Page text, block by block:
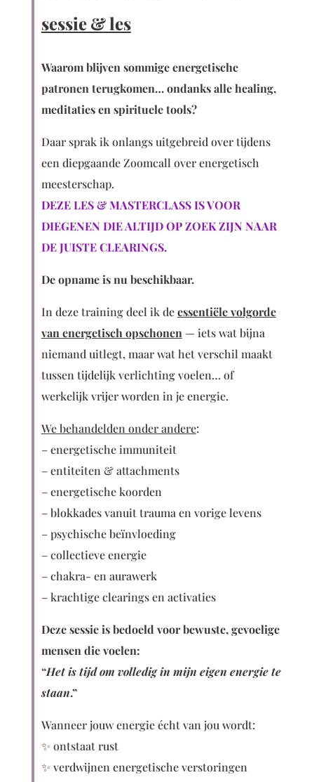
sessie & les
Waarom blijven sommige energetische
patronen terugkomen… ondanks alle healing,
meditaties en spirituele tools?
Daar sprak ik onlangsuitgebreid over tijdens
een diepgaande Zoomcall over energetisch
meesterschap.
DEZE LES & MASTERCLASS IS VOOR
DIEGENEN DIE ALTIJD OP ZOEK ZIJN NAAR
DE JUISTE CLEARINGS.
De opname is nu beschikbaar.
In deze training deel ik deessentiële volgorde
van energetisch opschonen — iets wat bijna
niemand uitlegt, maar wat het verschil maakt
tussen tijdelijk verlichting voelen… of
werkelijk vrijer worden in je energie.
We behandelden onder andere:
– energetische immuniteit
– entiteiten & attachments
– energetische koorden
– blokkades vanuit trauma en vorige levens
– psychische beïnvloeding
– collectieve energie
– chakra- en aurawerk
– krachtige clearings en activaties
Deze sessie is bedoeld voor bewuste, gevoelige
mensen die voelen:
“Het is tijd om volledig in mijn eigen energie te
staan.”
Wanneer jouw energie écht van jou wordt:
✨ ontstaat rust
✨ verdwijnen energetische verstoringen